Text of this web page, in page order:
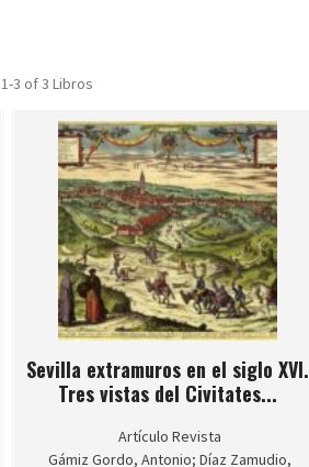
1-3 of 3 Libros
Sevilla extramuros en el siglo XVI.
Tres vistas del Civitates...
Artículo Revista
Gámiz Gordo, Antonio; Díaz Zamudio,